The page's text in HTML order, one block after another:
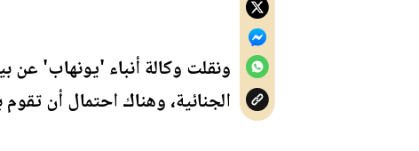
ونقلت وكالة أنباء 'يونهاب' عن
الجنائية، وهناك احتمال أن تقوم